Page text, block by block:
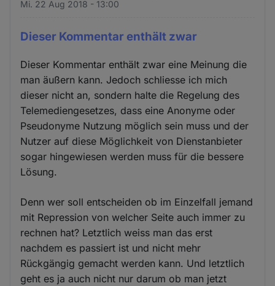
Mi. 22 Aug 2018 - 13:00
Dieser Kommentar enthält zwar
Dieser Kommentar enthält zwar eine Meinung die
man äußern kann. Jedoch schliesse ich mich
dieser nicht an, sondern halte die Regelung des
Telemediengesetzes, dass eine Anonyme oder
Pseudonyme Nutzung möglich sein muss und der
Nutzer auf diese Möglichkeit von Dienstanbieter
sogar hingewiesen werden muss für die bessere
Lösung.
Denn wer soll entscheiden ob im Einzelfall jemand
mit Repression von welcher Seite auch immer zu
rechnen hat? Letztlich weiss man das erst
nachdem es passiert ist und nicht mehr
Rückgängig gemacht werden kann. Und letztlich
geht es ja auch nicht nur darum ob man jetzt